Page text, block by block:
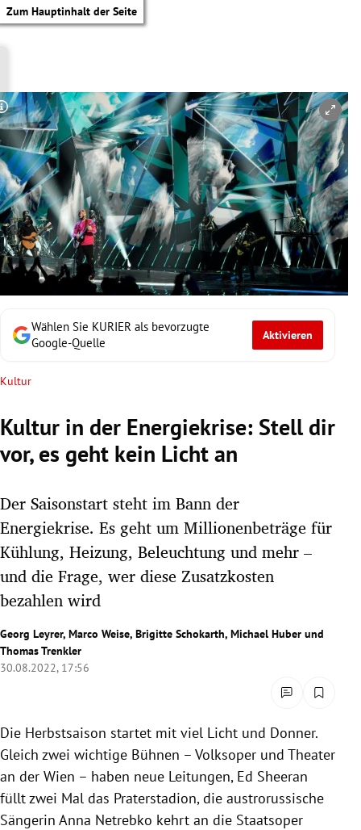
Zum Hauptinhalt der Seite
Untermenü
Untermenü
Untermenü
Untermenü
Untermenü
Untermenü
Untermenü
Untermenü
Untermenü
Wählen Sie KURIER als bevorzugte
Google-Quelle
Aktivieren
Kultur
Kultur in der Energiekrise: Stell dir
vor, es geht kein Licht an
Der Saisonstart steht im Bann der
Energiekrise. Es geht um Millionenbeträge für
Kühlung, Heizung, Beleuchtung und mehr –
und die Frage, wer diese Zusatzkosten
bezahlen wird
Georg Leyrer, Marco Weise, Brigitte Schokarth, Michael Huber und
Thomas Trenkler
30.08.2022, 17:56
Copyright-Hinweis öffnen/schließen
Die Herbstsaison startet mit viel Licht und Donner.
Gleich zwei wichtige Bühnen – Volksoper und Theater
an der Wien – haben neue Leitungen, Ed Sheeran
füllt zwei Mal das Praterstadion, die austrorussische
Sängerin Anna Netrebko kehrt an die Staatsoper